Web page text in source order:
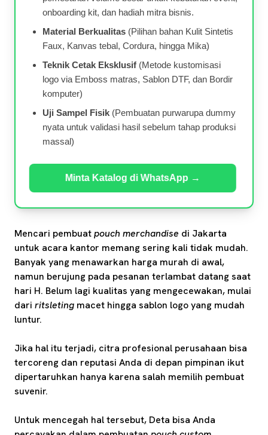
onboarding kit, dan hadiah mitra bisnis.
Material Berkualitas (Pilihan bahan Kulit Sintetis
Faux, Kanvas tebal, Cordura, hingga Mika)
Teknik Cetak Eksklusif (Metode kustomisasi
logo via Emboss matras, Sablon DTF, dan Bordir
komputer)
Uji Sampel Fisik (Pembuatan purwarupa dummy
nyata untuk validasi hasil sebelum tahap produksi
massal)
Minta Katalog di WhatsApp →
Mencari pembuatpouch merchandise di Jakarta
untuk acara kantor memang sering kali tidak mudah.
Banyak yang menawarkan harga murah di awal,
namun berujung pada pesanan terlambat datang saat
hari H. Belum lagi kualitas yang mengecewakan, mulai
dari ritsleting macet hingga sablon logo yang mudah
luntur.
Jika hal itu terjadi, citra profesional perusahaan bisa
tercoreng dan reputasi Anda di depan pimpinan ikut
dipertaruhkan hanya karena salah memilih pembuat
suvenir.
Untuk mencegah hal tersebut, Deta bisa Anda